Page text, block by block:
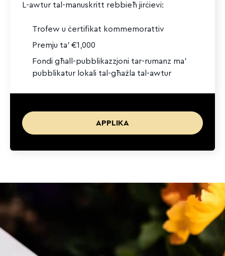
L-awtur tal-manuskritt rebbieħ jirċievi:
Trofew u ċertifikat kommemorattiv
Premju ta’ €1,000
Fondi għall-pubblikazzjoni tar-rumanz ma’
pubblikatur lokali tal-għażla tal-awtur
APPLIKA